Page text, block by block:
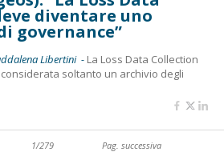
diventare uno
governance”
Libertini - La Loss Data Collection
soltanto un archivio degli
1/279 Pag. successiva